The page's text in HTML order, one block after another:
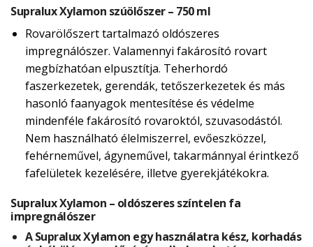
Supralux Xylamon szúölőszer – 750 ml
Rovarölőszert tartalmazó oldószeres
impregnálószer. Valamennyi fakárosító rovart
megbízhatóan elpusztítja. Teherhordó
faszerkezetek, gerendák, tetőszerkezetek és más
hasonló faanyagok mentesítése és védelme
mindenféle fakárosító rovaroktól, szuvasodástól.
Nem használható élelmiszerrel, evőeszközzel,
fehérneművel, ágyneművel, takarmánnyal érintkező
fafelületek kezelésére, illetve gyerekjátékokra.
Supralux Xylamon – oldószeres színtelen fa
impregnálószer
A Supralux Xylamon egy használatra kész, korhadás